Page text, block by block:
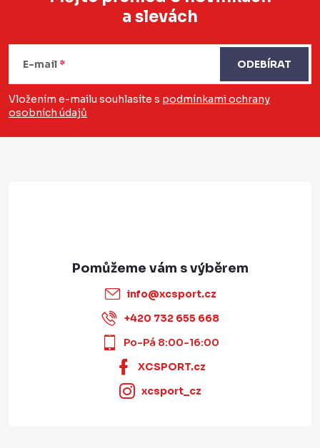
á
a
a slevách
E-mail
Vložením e-mailu souhlasíte s podmínkami ochrany
osobních údajů
ODEBÍRAT
info@xcsport.cz
+420 732 655 668
Po-Pá 8:00-16:00
XCSPORT.cz
xcsport_cz